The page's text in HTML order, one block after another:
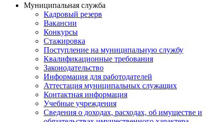
Муниципальная служба
Кадровый резерв
Вакансии
Конкурсы
Стажировка
Поступление на муниципальную службу
Квалификационные требования
Законодательство
Информация для работодателей
Аттестация муниципальных служащих
Контактная информация
Учебные учреждения
Сведения о доходах, расходах, об имуществе и